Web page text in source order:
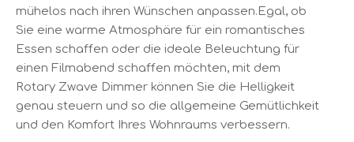
mühelos nach ihren Wünschen anpassen.Egal, ob
Sie eine warme Atmosphäre für ein romantisches
Essen schaffen oder die ideale Beleuchtung für
einen Filmabend schaffen möchten, mit dem
Rotary Zwave Dimmer können Sie die Helligkeit
genau steuern und so die allgemeine Gemütlichkeit
und den Komfort Ihres Wohnraums verbessern.